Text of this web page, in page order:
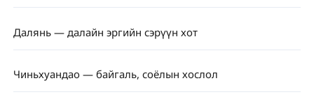
Далянь — далайн эргийн сэрүүн хот
Чиньхуандао — байгаль, соёлын хослол